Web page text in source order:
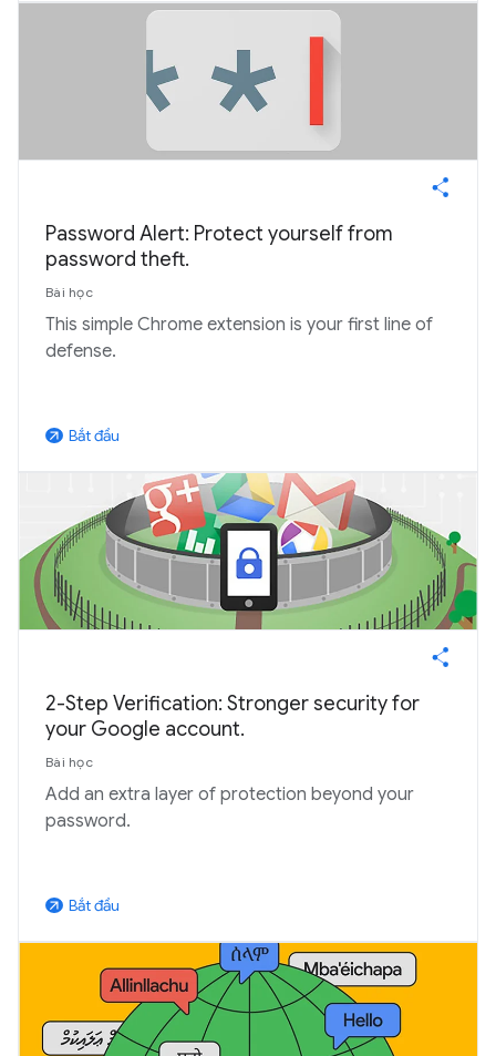
Password Alert: Protect yourself from
password theft.
Bài học
This simple Chrome extension is your first line of
defense.
arrow_outward Bắt đầu
2-Step Verification: Stronger security for
your Google account.
Bài học
Add an extra layer of protection beyond your
password.
arrow_outward Bắt đầu